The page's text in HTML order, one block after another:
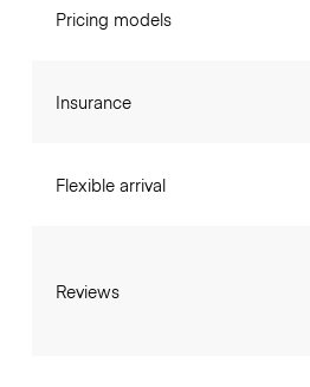
Pricing models
Insurance
Flexible arrival
Reviews